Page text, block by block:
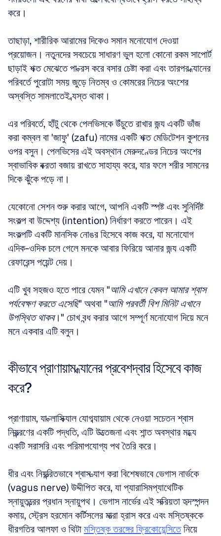
করে।
তাছাড়া, শারীরিক আরামের দিকেও সমান মনোযোগ দেওয়া
প্রয়োজন। নতুনদের সবচেয়ে সাধারণ ভুল হলো কোনো রকম সাপোর্ট
ছাড়াই শক্ত মেঝেতে পা ক্রস করে বসার চেষ্টা করা এবং তারপর ধ্যানের
পরিবর্তে পুরোটা সময় জুড়ে নিতম্ব ও কোমরের নিচের অংশের
অস্বস্তি সামলাতেই ব্যস্ত থাকা।
এর পরিবর্তে, হাঁটু থেকে পেলভিসকে উঁচুতে রাখার জন্য একটি ভাঁজ
করা কম্বল বা 'জাফু' (zafu) নামের একটি শক্ত মেডিটেশন কুশনের
ওপর বসুন। পেলভিসের এই অবস্থান মেরুদণ্ডের নিচের অংশের
স্বাভাবিক বক্রতা বজায় রাখতে সাহায্য করে, যার ফলে শরীর সামনের
দিকে ঝুঁকে পড়ে না।
যেকোনো সেশন শুরু করার আগে, আপনি একটি স্পষ্ট এবং সুনির্দিষ্ট
সংকল্প বা উদ্দেশ্য (intention) নির্ধারণ করতে পারেন। এই
সংকল্পটি একটি মানসিক নোঙর হিসেবে কাজ করে, যা মনোযোগ
এদিক-ওদিক চলে গেলে মনকে আবার ফিরিয়ে আনার জন্য একটি
রেফারেন্স পয়েন্ট দেয়।
এটি খুব সহজও হতে পারে যেমন "আমি এখানে কেবল আমার শ্বাস
পর্যবেক্ষণ করতে এসেছি" অথবা "আমি পরবর্তী বিশ মিনিট এখানে
উপস্থিত থাকব।" চোখ বন্ধ করার আগে সম্পূর্ণ মনোযোগ দিয়ে মনে
মনে একবার এটি বলুন।
কীভাবে প্রাণায়াম ধ্যানের প্রবেশদ্বার হিসেবে কাজ
করে?
প্রাণায়াম, যা ক্লাসিক্যাল যোগব্যায়াম থেকে নেওয়া সচেতন শ্বাস
নিয়ন্ত্রণের একটি পদ্ধতি, এটি উত্তেজনা এবং শান্ত অবস্থার মধ্যে
একটি সরাসরি এবং পরিমাপযোগ্য পথ তৈরি করে।
ধীর এবং নিয়ন্ত্রিতভাবে শ্বাস ত্যাগ করা বিশেষভাবে ভেগাস নার্ভকে
(vagus nerve) উদ্দীপিত করে, যা প্যারাসিমপ্যাথেটিক
স্নায়ুতন্ত্রের প্রধান স্নায়ুপথ। ভেগাস নার্ভের এই সক্রিয়তা হৃদস্পন্দন
কমায়, স্ট্রেস হরমোন কর্টিসলের মাত্রা হ্রাস করে এবং মস্তিষ্ককে
ধীরগতির আলফা ও থিটা মস্তিষ্ক তরঙ্গের ফ্রিকোয়েন্সিতে নিয়ে